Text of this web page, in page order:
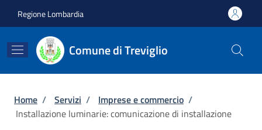
Regione Lombardia
Comune di Treviglio
Briciole di pane
Home / Servizi / Imprese e commercio /
Installazione luminarie: comunicazione di installazione